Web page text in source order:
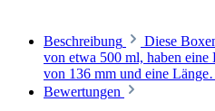
Beschreibung
Diese
von etwa 500 ml, haben
von 136 mm und eine
Bewertungen